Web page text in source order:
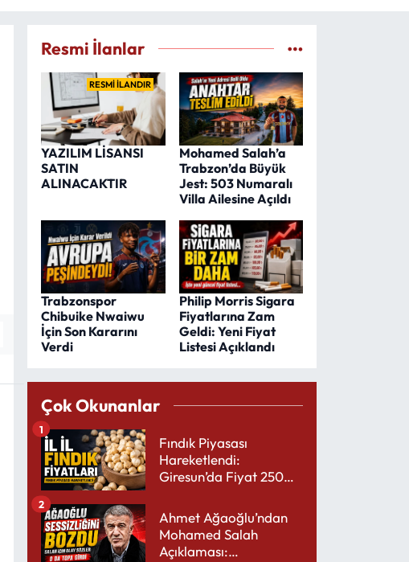
Resmi İlanlar
RESMİ İLANDIR
YAZILIM LİSANSI
SATIN
ALINACAKTIR
Mohamed Salah’a
Trabzon’da Büyük
Jest: 503 Numaralı
Villa Ailesine Açıldı
Trabzonspor
Chibuike Nwaiwu
İçin Son Kararını
Verdi
Philip Morris Sigara
Fiyatlarına Zam
Geldi: Yeni Fiyat
Listesi Açıklandı
Çok Okunanlar
Fındık Piyasası
Hareketlendi:
Giresun’da Fiyat 250
1
Ahmet Ağaoğlu’ndan
Mohamed Salah
Açıklaması:
2